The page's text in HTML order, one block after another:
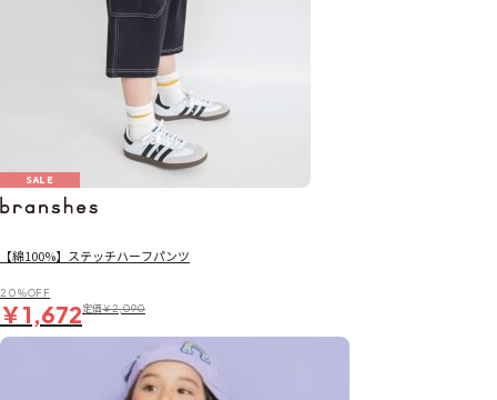
SALE
【綿100%】ステッチハーフパンツ
20％OFF
￥1,672定価￥2,090